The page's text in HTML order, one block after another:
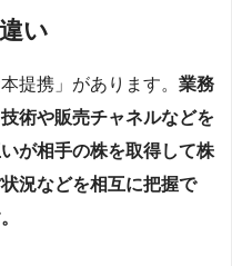
い
提携」があります。 業務
術や販売チャネルなどを
が相手の株を取得して株
況などを相互に把握で